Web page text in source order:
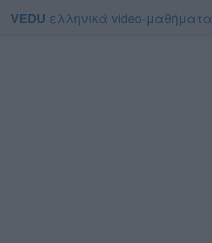
VEDU ελληνικά video-μαθήματα